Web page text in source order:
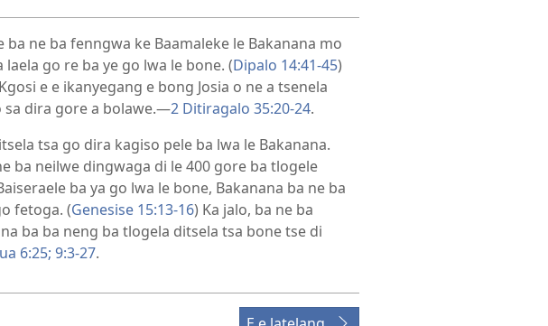
ba ne ba fenngwa ke Baamaleke le Bakanana mo
go re ba ye go lwa le bone. (Dipalo 14:41-45)
e e ikanyegang e bong Josia o ne a tsenela
sa dira gore a bolawe.—2 Ditiragalo 35:20-24.
tsa go dira kagiso pele ba lwa le Bakanana.
ba neilwe dingwaga di le 400 gore ba tlogele
ba ya go lwa le bone, Bakanana ba ne ba
fetoga. (Genesise 15:13-16) Ka jalo, ba ne ba
ba ba neng ba tlogela ditsela tsa bone tse di
6:25; 9:3-27.